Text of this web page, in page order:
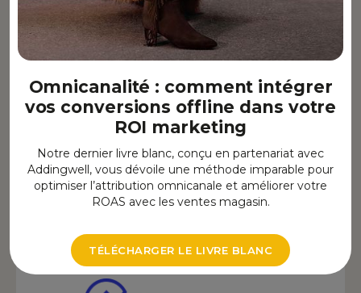
Clarity
Outils UX & Data
Omnicanalité : comment intégrer
vos conversions offline dans votre
ROI marketing
Notre dernier livre blanc, conçu en partenariat avec
Addingwell, vous dévoile une méthode imparable pour
optimiser l’attribution omnicanale et améliorer votre
ROAS avec les ventes magasin.
TÉLÉCHARGER LE LIVRE BLANC